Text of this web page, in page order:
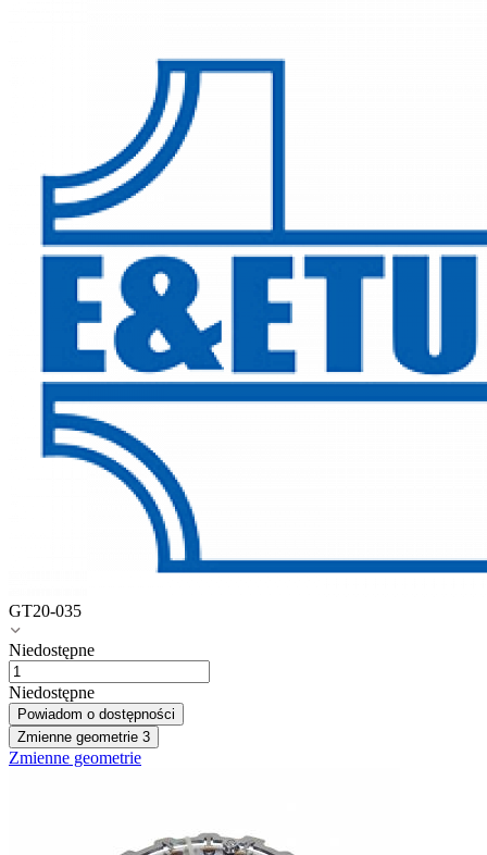
GT20-035
Niedostępne
Niedostępne
Powiadom o dostępności
Zmienne geometrie 3
Zmienne geometrie